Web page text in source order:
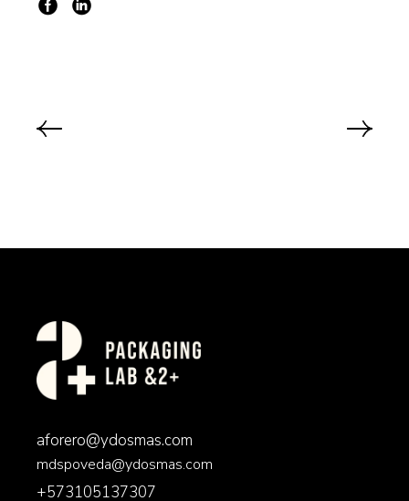
aforero@ydosmas.com
mdspoveda@ydosmas.com
+573105137307